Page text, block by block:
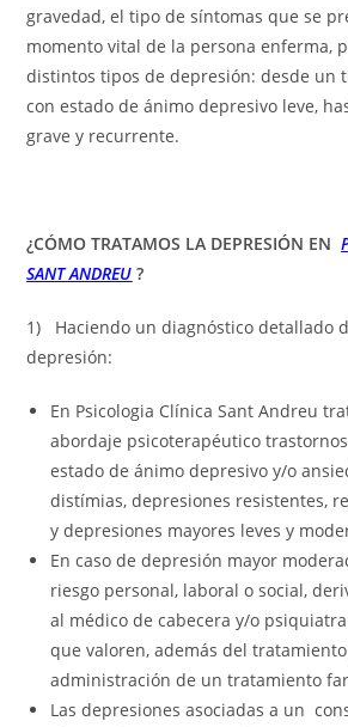
gravedad, el tipo de síntomas que se
momento vital de la persona enferma,
distintos tipos de depresión: desde un
con estado de ánimo depresivo leve,
grave y recurrente.
¿CÓMO TRATAMOS LA DEPRESIÓN EN
SANT ANDREU ?
1) Haciendo un diagnóstico detallado
depresión:
En Psicologia Clínica Sant Andreu
abordaje psicoterapéutico
estado de ánimo depresivo y/o
distímias, depresiones resistentes,
y depresiones mayores leves y
En caso de depresión mayor
riesgo personal, laboral o social,
al médico de cabecera y/o
que valoren, además del
administración de un tratamiento
Las depresiones asociadas a un